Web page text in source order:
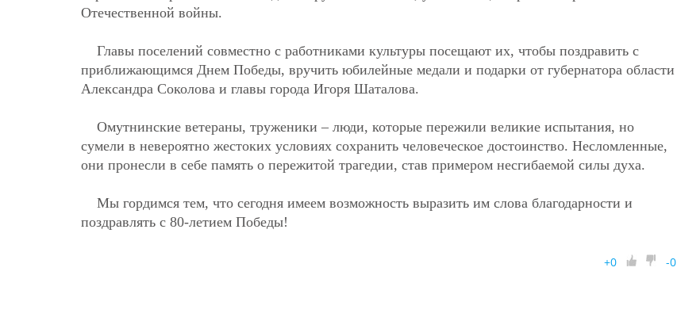
Отечественной войны.
Главы поселений совместно с работниками культуры посещают их, чтобы поздравить с
приближающимся Днем Победы, вручить юбилейные медали и подарки от губернатора области
Александра Соколова и главы города Игоря Шаталова.
Омутнинские ветераны, труженики – люди, которые пережили великие испытания, но
сумели в невероятно жестоких условиях сохранить человеческое достоинство. Несломленные,
они пронесли в себе память о пережитой трагедии, став примером несгибаемой силы духа.
Мы гордимся тем, что сегодня имеем возможность выразить им слова благодарности и
поздравлять с 80-летием Победы!
+0 -0